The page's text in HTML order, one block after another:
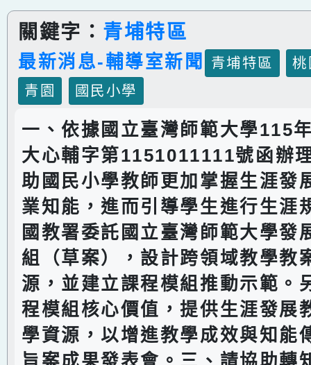
關鍵字： 青埔特區
最新消息-輔導室新聞 青埔特區
青園
國民小學
一、依據國立臺灣師範大學115
大心輔字第1151011111號函辦
助國民小學教師更加掌握生涯發
業知能，進而引導學生進行生涯
國教署委託國立臺灣師範大學發
組（草案），設計跨領域教學教
源，並建立課程模組推動示範。
程模組核心價值，提供生涯發展
學資源，以增進教學成效與知能
旨案成果發表會。三、請協助轉